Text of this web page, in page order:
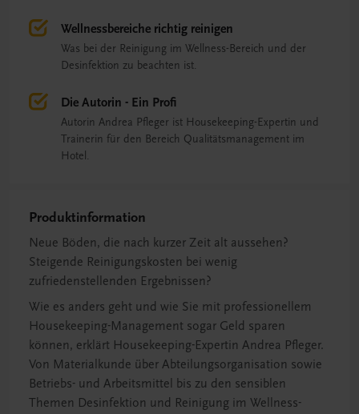
Wellnessbereiche richtig reinigen
Was bei der Reinigung im Wellness-Bereich und der
Desinfektion zu beachten ist.
Die Autorin - Ein Profi
Autorin Andrea Pfleger ist Housekeeping-Expertin und
Trainerin für den Bereich Qualitätsmanagement im
Hotel.
Produktinformation
Neue Böden, die nach kurzer Zeit alt aussehen?
Steigende Reinigungskosten bei wenig
zufriedenstellenden Ergebnissen?
Wie es anders geht und wie Sie mit professionellem
Housekeeping-Management sogar Geld sparen
können, erklärt Housekeeping-Expertin Andrea Pfleger.
Von Materialkunde über Abteilungsorganisation sowie
Betriebs- und Arbeitsmittel bis zu den sensiblen
Themen Desinfektion und Reinigung im Wellness-